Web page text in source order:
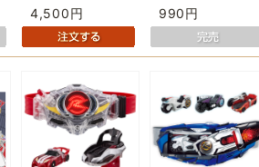
4,500円 990円